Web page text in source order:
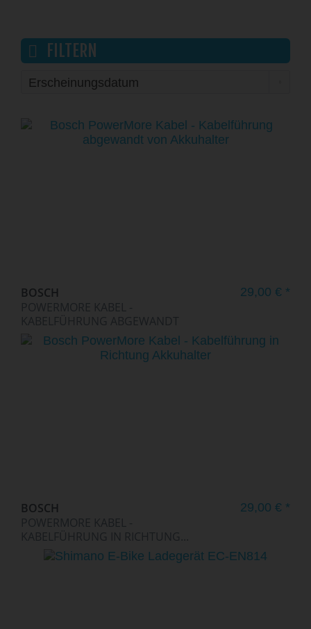
FILTERN
BOSCH
POWERMORE KABEL -
KABELFÜHRUNG ABGEWANDT
VON...
29,00 € *
BOSCH
POWERMORE KABEL -
KABELFÜHRUNG IN RICHTUNG...
29,00 € *